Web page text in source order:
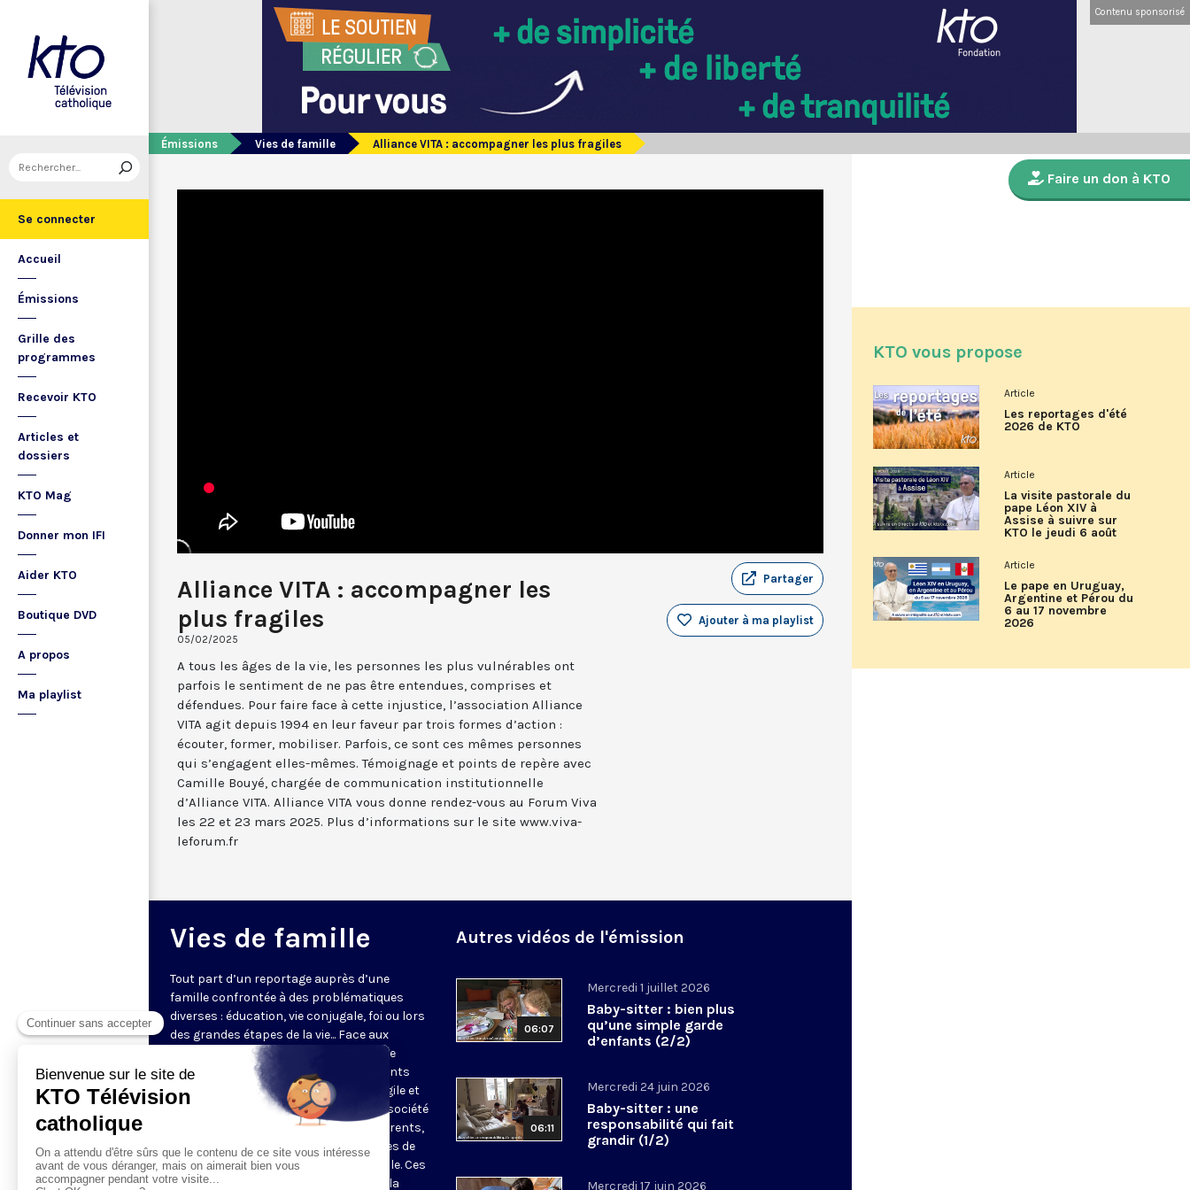
Se connecter
Accueil
Émissions
Grille des
programmes
Recevoir KTO
Articles et
dossiers
KTO Mag
Donner mon IFI
Aider KTO
Boutique DVD
A propos
Ma playlist
Contenu sponsorisé
Émissions Vies de famille Alliance VITA : accompagner les plus fragiles
Alliance VITA : accompagner les
plus fragiles
05/02/2025
Partager
Ajouter à ma playlist
A tous les âges de la vie, les personnes les plus vulnérables ont
parfois le sentiment de ne pas être entendues, comprises et
défendues. Pour faire face à cette injustice, l’association Alliance
VITA agit depuis 1994 en leur faveur par trois formes d’action :
écouter, former, mobiliser. Parfois, ce sont ces mêmes personnes
qui s’engagent elles-mêmes. Témoignage et points de repère avec
Camille Bouyé, chargée de communication institutionnelle
d’Alliance VITA. Alliance VITA vous donne rendez-vous au Forum Viva
les 22 et 23 mars 2025. Plus d’informations sur le site www.viva-
leforum.fr
Vies de famille
Tout part d’un reportage auprès d’une
famille confrontée à des problématiques
diverses : éducation, vie conjugale, foi ou lors
des grandes étapes de la vie... Face aux
questions très concrètes, KTO propose
repères et conseils avec des intervenants
d'expérience qui s’appuient sur l’Evangile et
l’anthropologie chrétienne. Dans une société
en pleine évolution, jeunes couples, parents,
grands-parents y trouveront des pistes de
réflexion pour soutenir leur vie de famille. Ces
programmes de 5 minutes sont mis à la
Autres vidéos de l'émission
06:07
Mercredi 1 juillet 2026
Baby-sitter : bien plus
qu’une simple garde
d’enfants (2/2)
06:11
Mercredi 24 juin 2026
Baby-sitter : une
responsabilité qui fait
grandir (1/2)
Mercredi 17 juin 2026
Faire un don à KTO
KTO vous propose
Article
Les reportages d'été
2026 de KTO
Article
La visite pastorale du
pape Léon XIV à
Assise à suivre sur
KTO le jeudi 6 août
Article
Le pape en Uruguay,
Argentine et Pérou du
6 au 17 novembre
2026